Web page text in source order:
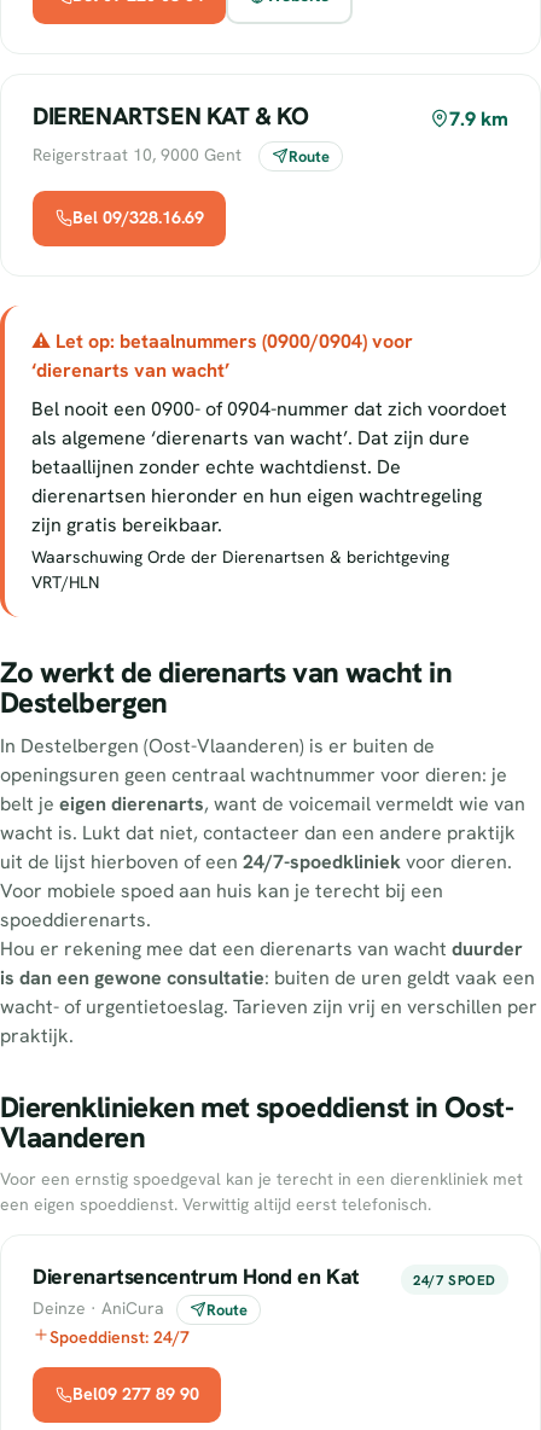
DIERENARTSEN KAT & KO 7.9 km
Reigerstraat 10, 9000 Gent Route
Bel 09/328.16.69
⚠ Let op: betaalnummers (0900/0904) voor
‘dierenarts van wacht’
Bel nooit een 0900- of 0904-nummer dat zich voordoet
als algemene ‘dierenarts van wacht’. Dat zijn dure
betaallijnen zonder echte wachtdienst. De
dierenartsen hieronder en hun eigen wachtregeling
zijn gratis bereikbaar.
Waarschuwing Orde der Dierenartsen & berichtgeving
VRT/HLN
Zo werkt de dierenarts van wacht in
Destelbergen
In Destelbergen (Oost-Vlaanderen) is er buiten de
openingsuren geen centraal wachtnummer voor dieren: je
belt je eigen dierenarts, want de voicemail vermeldt wie van
wacht is. Lukt dat niet, contacteer dan een andere praktijk
uit de lijst hierboven of een 24/7-spoedkliniekvoor dieren.
Voor mobiele spoed aan huis kan je terecht bij een
spoeddierenarts.
Hou er rekening mee dat een dierenarts van wacht duurder
is dan een gewone consultatie: buiten de uren geldt vaak een
wacht- of urgentietoeslag. Tarieven zijn vrij en verschillen per
praktijk.
Dierenklinieken met spoeddienst in Oost-
Vlaanderen
Voor een ernstig spoedgeval kan je terecht in een dierenkliniek met
een eigen spoeddienst. Verwittig altijd eerst telefonisch.
Dierenartsencentrum Hond en Kat 24/7 SPOED
Deinze · AniCura Route
Spoeddienst: 24/7
Bel09 277 89 90